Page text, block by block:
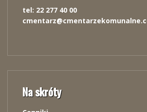
tel: 22 277 40 00
Na skróty